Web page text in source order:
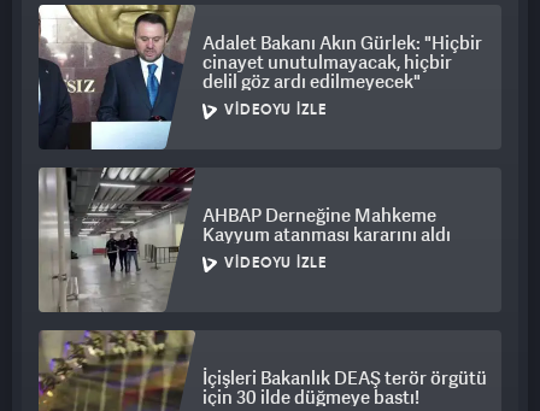
Adalet Bakanı Akın Gürlek: "Hiçbir
cinayet unutulmayacak, hiçbir
delil göz ardı edilmeyecek"
VIDEOYU İZLE
AHBAP Derneğine Mahkeme
Kayyum atanması kararını aldı
VIDEOYU İZLE
İçişleri Bakanlık DEAŞ terör örgütü
için 30 ilde düğmeye bastı!